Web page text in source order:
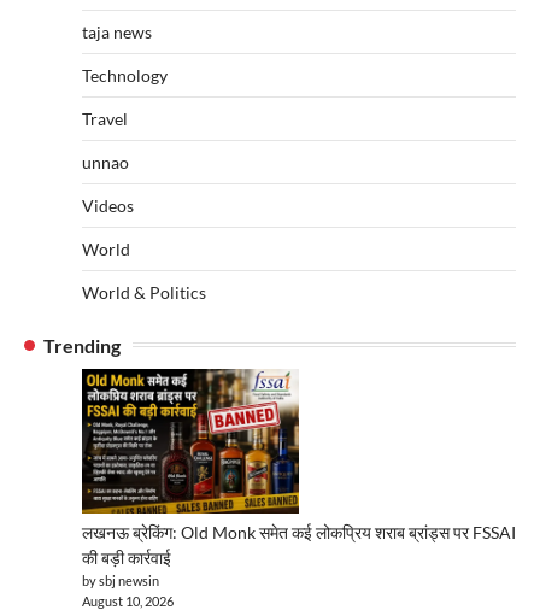
taja news
Technology
Travel
unnao
Videos
World
World & Politics
Trending
लखनऊ ब्रेकिंग: Old Monk समेत कई लोकप्रिय शराब ब्रांड्स पर FSSAI
की बड़ी कार्रवाई
by sbj newsin
August 10, 2026